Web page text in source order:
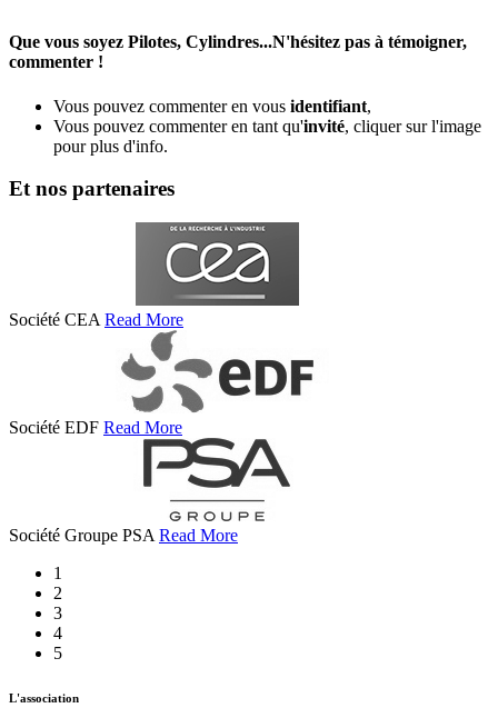
Que vous soyez Pilotes, Cylindres...N'hésitez pas à témoigner,
commenter !
Vous pouvez commenter en vous identifiant,
Vous pouvez commenter en tant qu'invité, cliquer sur l'image
pour plus d'info.
Et nos partenaires
Société CEA Read More
Société EDF Read More
Société Groupe PSA Read More
1
2
3
4
5
L'association